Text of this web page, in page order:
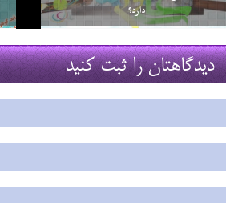
چرا تولد حضرت علی (ع) در کعبه بوده است؟
29 اسفند 03
دیدگاهتان را ثبت کنید